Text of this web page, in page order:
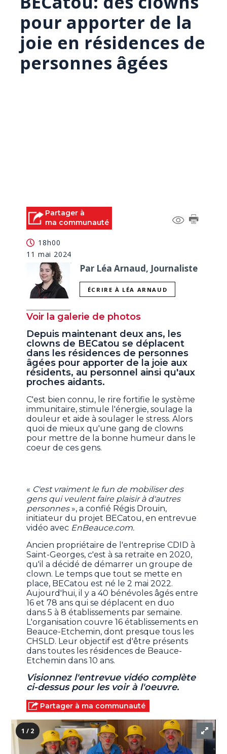
pour apporter de la
joie en résidences de
personnes âgées
Partager à
ma communauté
18h00
11 mai 2024
Par Léa Arnaud, Journaliste
ÉCRIRE À LÉA ARNAUD
Voir la galerie de photos
Depuis maintenant deux ans, les
clowns de BECatou se déplacent
dans les résidences de personnes
âgées pour apporter de la joie aux
résidents, au personnel ainsi qu'aux
proches aidants.
C'est bien connu, le rire fortifie le système
immunitaire, stimule l'énergie, soulage la
douleur et aide à soulager le stress. Alors
quoi de mieux qu'une gang de clowns
pour mettre de la bonne humeur dans le
coeur de ces gens.
« C'est vraiment le fun de mobiliser des
gens qui veulent faire plaisir à d'autres
personnes», a confié Régis Drouin,
initiateur du projet BECatou, en entrevue
vidéo avec EnBeauce.com.
Ancien propriétaire de l'entreprise CDID à
Saint-Georges, c'est à sa retraite en 2020,
qu'il a décidé de démarrer un groupe de
clown. Le temps que tout se mette en
place, BECatou est né le 2 mai 2022.
Aujourd'hui, il y a 40 bénévoles âgés entre
16 et 78 ans qui se déplacent en duo
dans 5 à 8 établissements par semaine.
L'organisation couvre 16 établissements en
Beauce-Etchemin, dont presque tous les
CHSLD. Leur objectif est d'être présents
dans toutes les résidences de Beauce-
Etchemin dans 10 ans.
Visionnez l'entrevue vidéo complète
ci-dessus pour les voir à l'oeuvre.
Partager à ma communauté
1 / 2